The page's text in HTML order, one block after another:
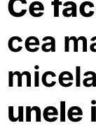
cea
unele